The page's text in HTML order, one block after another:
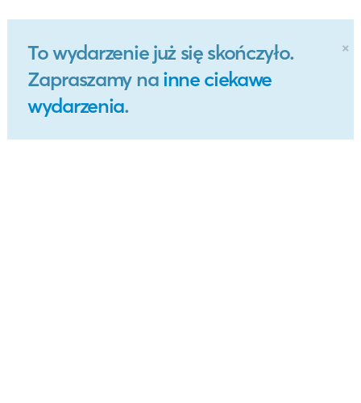
×
To wydarzenie już się skończyło.
Zapraszamy na inne ciekawe
wydarzenia.